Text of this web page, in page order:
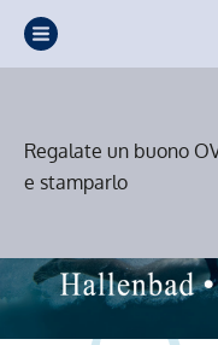
Regalate un buono
e stamparlo